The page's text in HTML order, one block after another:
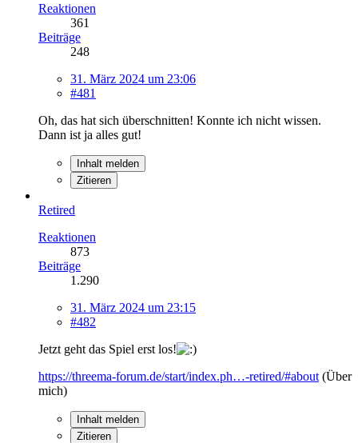
Reaktionen
361
Beiträge
248
31. März 2024 um 23:06
#481
Oh, das hat sich überschnitten! Konnte ich nicht wissen.
Dann ist ja alles gut!
Inhalt melden
Zitieren
Retired
Reaktionen
873
Beiträge
1.290
31. März 2024 um 23:15
#482
Jetzt geht das Spiel erst los!
https://threema-forum.de/start/index.ph…-retired/#about (Über
mich)
Inhalt melden
Zitieren